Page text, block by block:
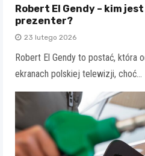
Robert El Gendy – kim
prezenter?
23 lutego 2026
Robert El Gendy to postać, która
ekranach polskiej telewizji, choć…